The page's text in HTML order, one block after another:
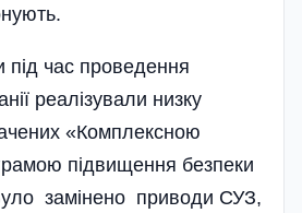
під час проведення
реалізували низку
«Комплексною
підвищення безпеки
замінено приводи СУЗ,